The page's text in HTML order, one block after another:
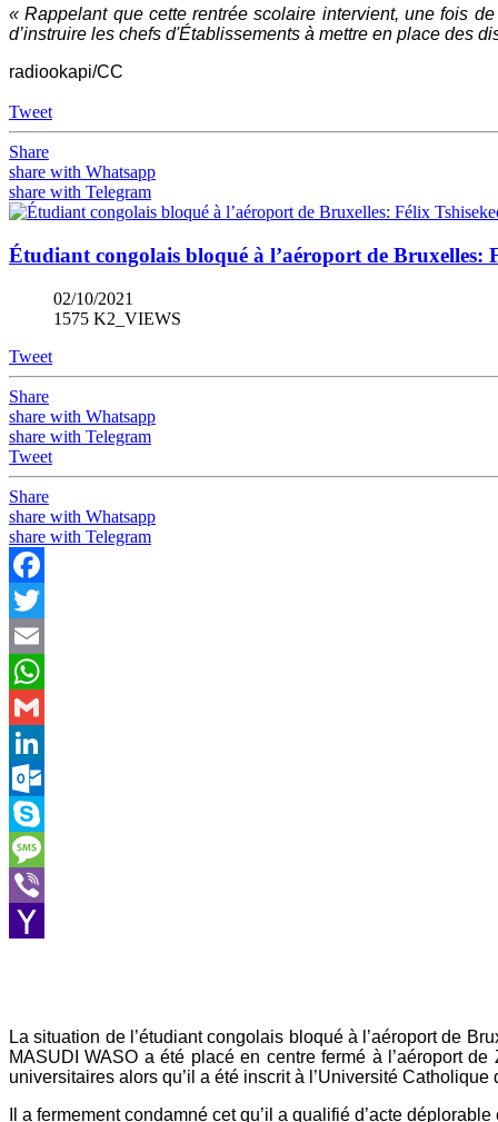
« Rappelant que cette rentrée scolaire intervient, une fois
d’instruire les chefs d'Établissements à mettre en place des
radiookapi/CC
Tweet
Share
share with Whatsapp
share with Telegram
Étudiant congolais bloqué à l’aéroport de Bruxelles:
02/10/2021
1575 K2_VIEWS
Tweet
Share
share with Whatsapp
share with Telegram
Tweet
Share
share with Whatsapp
share with Telegram
Facebook
Twitter
Email
WhatsApp
Gmail
LinkedIn
Outlook.com
Skype
Message
Viber
La situation de l’étudiant congolais bloqué à l’aéroport de
MASUDI WASO a été placé en centre fermé à l’aéroport
universitaires alors qu’il a été inscrit à l’Université
Il a fermement condamné cet qu’il a qualifié d’acte